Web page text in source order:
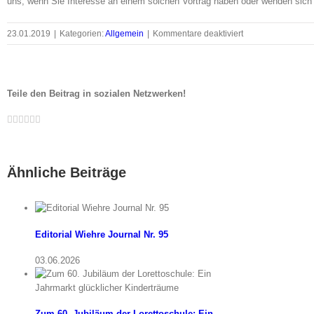
23.01.2019 Kategorien:Allgemein Kommentare deaktiviertfür
Den
Teile den Beitrag in sozialen Netzwerken!
Facebook
Twitter
LinkedIn
Whatsapp
Google+
Pinterest
Ähnliche Beiträge
Editorial Wiehre Journal Nr. 95
03.06.2026